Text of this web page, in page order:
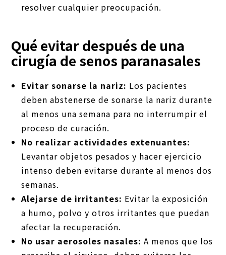
resolver cualquier preocupación.
Qué evitar después de una
cirugía de senos paranasales
Evitar sonarse la nariz: Los pacientes
deben abstenerse de sonarse la nariz durante
al menos una semana para no interrumpir el
proceso de curación.
No realizar actividades extenuantes:
Levantar objetos pesados y hacer ejercicio
intenso deben evitarse durante al menos dos
semanas.
Alejarse de irritantes: Evitar la exposición
a humo, polvo y otros irritantes que puedan
afectar la recuperación.
No usar aerosoles nasales: A menos que los